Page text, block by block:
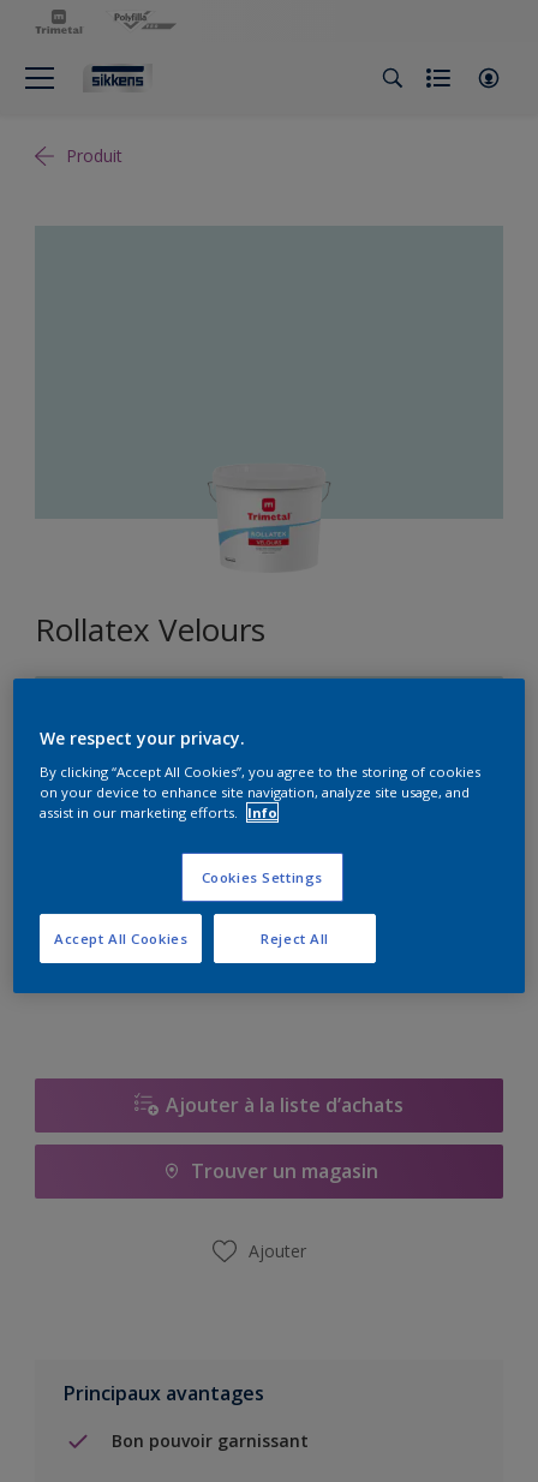
Produit
Rollatex Velours
Format
Quantité
Ajouter à la liste d’achats
Trouver un magasin
Ajouter
Principaux avantages
Bon pouvoir garnissant
We respect your privacy.
By clicking “Accept All Cookies”, you agree to the storing of cookies
on your device to enhance site navigation, analyze site usage, and
assist in our marketing efforts.
Info
Cookies Settings
Reject All
Accept All Cookies